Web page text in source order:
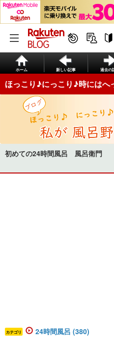
ホーム 新しい記事 過去の
ほっこり♪にっこり♪時には
初めての24時間風呂 風呂衛門
カテゴリ 24時間風呂 (380)